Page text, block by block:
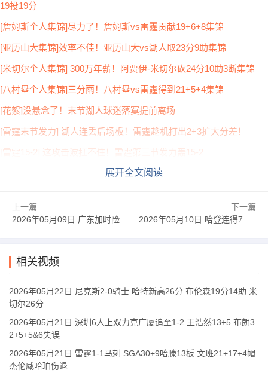
19投19分
[詹姆斯个人集锦]尽力了！詹姆斯vs雷霆贡献19+6+8集锦
[亚历山大集锦]效率不佳！亚历山大vs湖人取23分9助集锦
[米切尔个人集锦] 300万年薪！阿贾伊-米切尔砍24分10助3断集锦
[八村塁个人集锦]三分雨！八村塁vs雷霆得到21+5+4集锦
[花絮]没悬念了！末节湖人球迷落寞提前离场
[雷霆末节发力] 湖人连丢后场板！雷霆趁机打出2+3扩大分差！
[雷霆15-2] 这攻击波扛不住！雷霆第三节发力轰15-2
展开全文阅读
上一篇
2026年05月09日 广东加时险胜北京 张皓嘉三分绝杀 奎因39+9+8 胡明轩23+6
下一篇
2026年05月10日 哈登连得7分定胜局！骑士1-2活塞 米切尔35分 坎宁安27+10+10
相关视频
2026年05月22日 尼克斯2-0骑士 哈特新高26分 布伦森19分14助 米
切尔26分
2026年05月21日 深圳6人上双力克广厦追至1-2 王浩然13+5 布朗3
2+5+5&6失误
2026年05月21日 雷霆1-1马刺 SGA30+9哈滕13板 文班21+17+4帽
杰伦威哈珀伤退